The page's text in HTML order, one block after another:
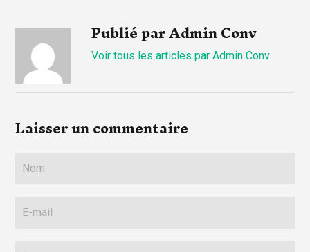
Publié par Admin Conv
Voir tous les articles par Admin Conv
Laisser un commentaire